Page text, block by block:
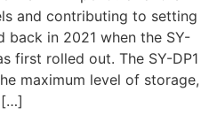
and contributing to setting
in 2021 when the SY-
first rolled out. The SY-DP1
maximum level of storage,
[…]